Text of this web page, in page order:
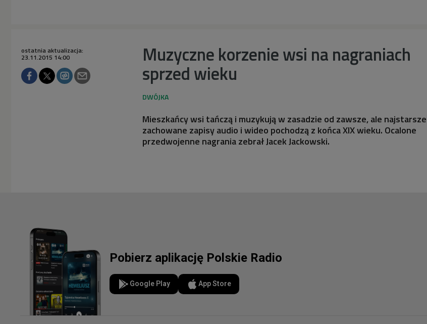
Muzyczne korzenie wsi na nagraniach
sprzed wieku
ostatnia aktualizacja:
23.11.2015 14:00
Mieszkańcy wsi tańczą i muzykują w zasadzie od zawsze, ale najstarsze
zachowane zapisy audio i wideo pochodzą z końca XIX wieku. Ocalone
przedwojenne nagrania zebrał Jacek Jackowski.
Pobierz aplikację Polskie Radio
Google Play App Store